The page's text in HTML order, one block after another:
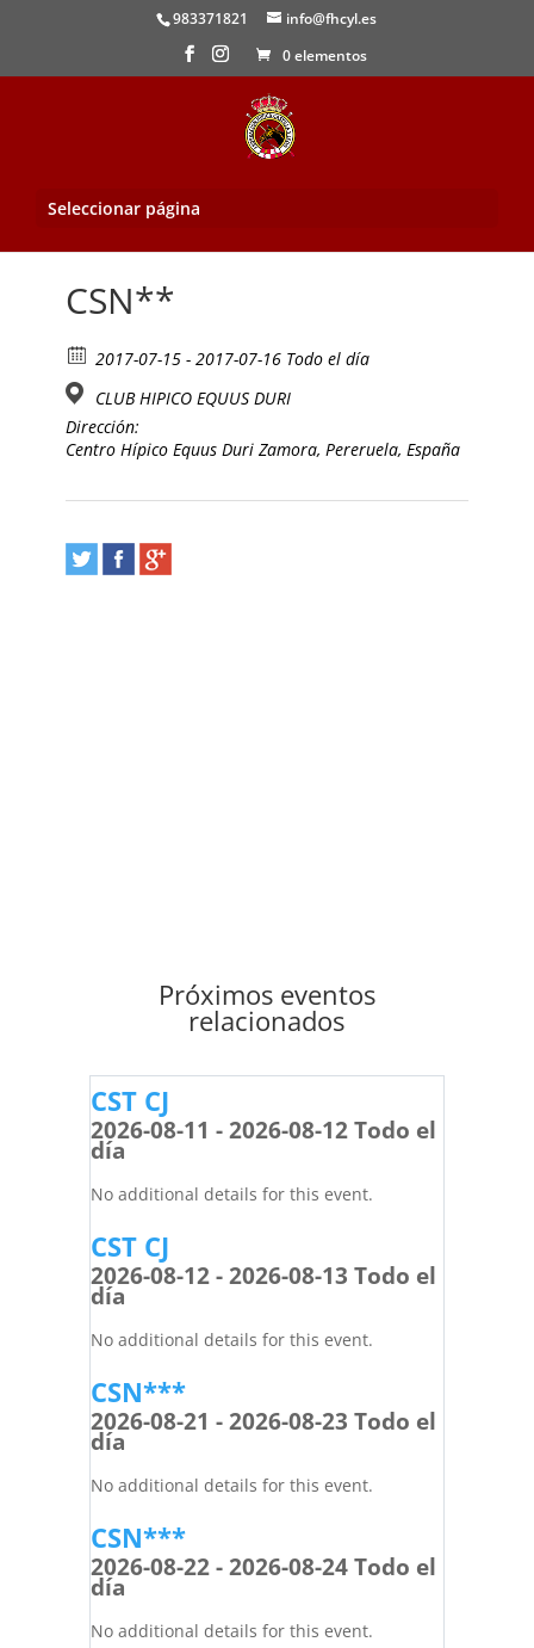
983371821
info@fhcyl.es
0 elementos
Seleccionar página
CSN**
2017-07-15 - 2017-07-16 Todo el día
CLUB HIPICO EQUUS DURI
Dirección:
Centro Hípico Equus Duri Zamora, Pereruela, España
Próximos eventos
relacionados
CST CJ
2026-08-11 - 2026-08-12 Todo el
día
No additional details for this event.
CST CJ
2026-08-12 - 2026-08-13 Todo el
día
No additional details for this event.
CSN***
2026-08-21 - 2026-08-23 Todo el
día
No additional details for this event.
CSN***
2026-08-22 - 2026-08-24 Todo el
día
No additional details for this event.